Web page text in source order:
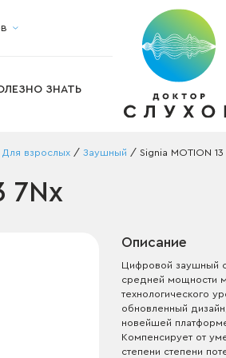
Ремонт и
Подбор
ЗНАТЬ
Для взрослых /Заушный /Signia MOTION 13
7Nx
Описание
Цифровой заушный
средней мощности
технологического
обновленный
новейшей
Компенсирует от
степени степени